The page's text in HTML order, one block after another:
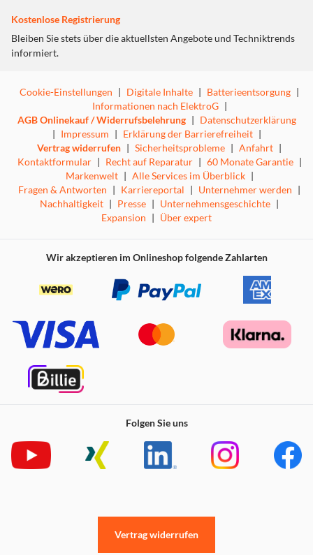
Kostenlose Registrierung
Bleiben Sie stets über die aktuellsten Angebote und Techniktrends
informiert.
Cookie-Einstellungen | Digitale Inhalte | Batterieentsorgung |
Informationen nach ElektroG |
AGB Onlinekauf / Widerrufsbelehrung | Datenschutzerklärung
| Impressum | Erklärung der Barrierefreiheit |
Vertrag widerrufen | Sicherheitsprobleme | Anfahrt |
Kontaktformular | Recht auf Reparatur | 60 Monate Garantie |
Markenwelt | Alle Services im Überblick |
Fragen & Antworten | Karriereportal | Unternehmer werden |
Nachhaltigkeit | Presse | Unternehmensgeschichte |
Expansion | Über expert
Wir akzeptieren im Onlineshop folgende Zahlarten
Folgen Sie uns
Vertrag widerrufen